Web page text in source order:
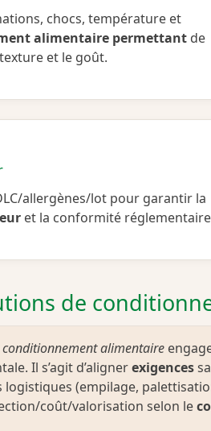
chocs, température et
alimentaire permettant de
et le goût.
allergènes/lot pour garantir la
et la conformité
de
conditionnement alimentaire
Il s’agit d’alignerexigences
(empilage,
coût/valorisation selon le